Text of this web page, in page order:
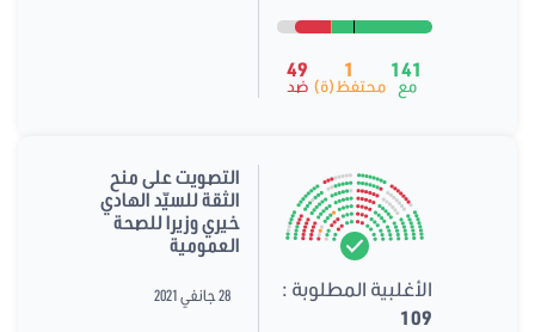
141
مع
1
محتفظ(ة)
49
ضد
الأغلبية المطلوبة :
109
التصويت على منح
الثقة للسيّد الهادي
خيري وزيرا للصحة
العمومية
28 جانفي 2021